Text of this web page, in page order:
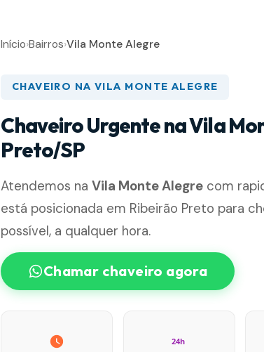
Início›Bairros›Vila Monte Alegre
CHAVEIRO NA VILA MONTE ALEGRE
Chaveiro Urgente na Vila
Preto/SP
Atendemos naVila Monte Alegre com
está posicionada em Ribeirão Preto para
possível, a qualquer hora.
Chamar chaveiro agora
24h